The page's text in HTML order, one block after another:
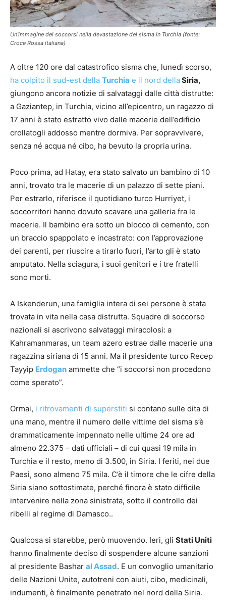
Un'immagine dei soccorsi nella devastazione del sisma in Turchia (fonte:
Croce Rossa italiana)
A oltre 120 ore dal catastrofico sisma che, lunedì scorso,
ha colpito il sud-est della Turchia e il nord dellaSiria,
giungono ancora notizie di salvataggi dalle città distrutte:
a Gaziantep, in Turchia, vicino all’epicentro, un ragazzo di
17 anni è stato estratto vivo dalle macerie dell’edificio
crollatogli addosso mentre dormiva. Per sopravvivere,
senza né acqua né cibo, ha bevuto la propria urina.
Poco prima, ad Hatay, era stato salvato un bambino di 10
anni, trovato tra le macerie di un palazzo di sette piani.
Per estrarlo, riferisce il quotidiano turco Hurriyet, i
soccorritori hanno dovuto scavare una galleria fra le
macerie. Il bambino era sotto un blocco di cemento, con
un braccio spappolato e incastrato: con l’approvazione
dei parenti, per riuscire a tirarlo fuori, l’arto gli è stato
amputato. Nella sciagura, i suoi genitori e i tre fratelli
sono morti.
A Iskenderun, una famiglia intera di sei persone è stata
trovata in vita nella casa distrutta. Squadre di soccorso
nazionali si ascrivono salvataggi miracolosi: a
Kahramanmaras, un team azero estrae dalle macerie una
ragazzina siriana di 15 anni. Ma il presidente turco Recep
Tayyip Erdogan ammette che “i soccorsi non procedono
come sperato”.
Ormai, i ritrovamenti di superstiti si contano sulle dita di
una mano, mentre il numero delle vittime del sisma s’è
drammaticamente impennato nelle ultime 24 ore ad
almeno 22.375 – dati ufficiali – di cui quasi 19 mila in
Turchia e il resto, meno di 3.500, in Siria. I feriti, nei due
Paesi, sono almeno 75 mila. C’è il timore che le cifre della
Siria siano sottostimate, perché finora è stato difficile
intervenire nella zona sinistrata, sotto il controllo dei
ribelli al regime di Damasco..
Qualcosa si starebbe, però muovendo. Ieri, gli Stati Uniti
hanno finalmente deciso di sospendere alcune sanzioni
al presidente Bashar al Assad. E un convoglio umanitario
delle Nazioni Unite, autotreni con aiuti, cibo, medicinali,
indumenti, è finalmente penetrato nel nord della Siria.